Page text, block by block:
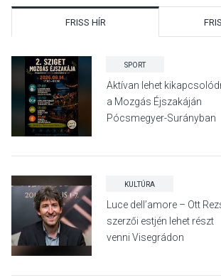
FRISS HÍR
SPORT
Aktívan lehet
a Mozgás Éjszakáján
Pócsmegyer-Surányban
KULTÚRA
Luce dell’amore – Ott
szerzői estjén lehet részt
venni Visegrádon